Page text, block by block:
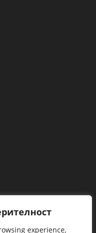
experience,